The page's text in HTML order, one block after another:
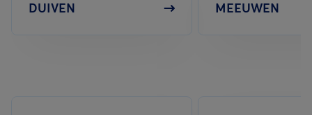
DUIVEN MEEUWEN